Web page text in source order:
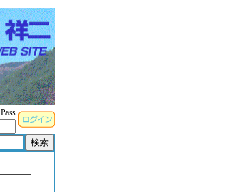
Pass